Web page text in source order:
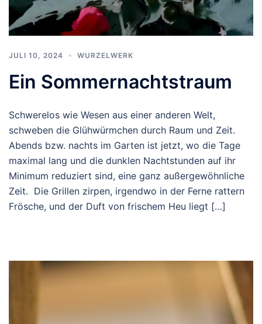
JULI 10, 2024 WURZELWERK
Ein Sommernachtstraum
Schwerelos wie Wesen aus einer anderen Welt,
schweben die Glühwürmchen durch Raum und Zeit.
Abends bzw. nachts im Garten ist jetzt, wo die Tage
maximal lang und die dunklen Nachtstunden auf ihr
Minimum reduziert sind, eine ganz außergewöhnliche
Zeit. Die Grillen zirpen, irgendwo in der Ferne rattern
Frösche, und der Duft von frischem Heu liegt […]